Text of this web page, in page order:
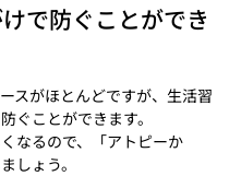
で防ぐことができ
スがほとんどですが、生活習
ぐことができます。
なるので、「アトピーか
しょう。